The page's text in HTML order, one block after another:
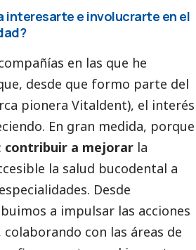
interesarte e involucrarte en el
en las que he
desde que formo parte del
pionera Vitaldent), el interés
En gran medida, porque
contribuir a mejorar la
la salud bucodental a
Desde
a impulsar las acciones
con las áreas de